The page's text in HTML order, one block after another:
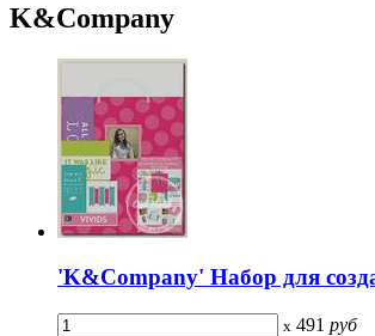
K&Company
'K&Company' Набор для
x 491 руб